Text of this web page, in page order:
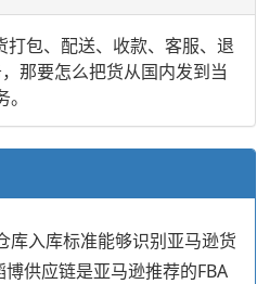
包、配送、收款、客服、退
那要怎么把货从国内发到当
库入库标准能够识别亚马逊货
供应链是亚马逊推荐的FBA